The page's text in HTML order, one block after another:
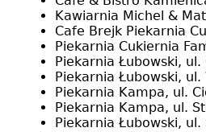
Kawiarnia Michel &
Cafe Brejk Piekarnia
Piekarnia Cukiernia
Piekarnia Łubowski, ul.
Piekarnia Łubowski, ul.
Piekarnia Kampa, ul.
Piekarnia Kampa, ul.
Piekarnia Łubowski,